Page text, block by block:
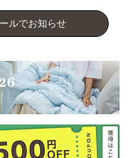
ルでお知らせ